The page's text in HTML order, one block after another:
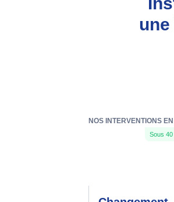
NOS INTERVENTIONS
Sous 40